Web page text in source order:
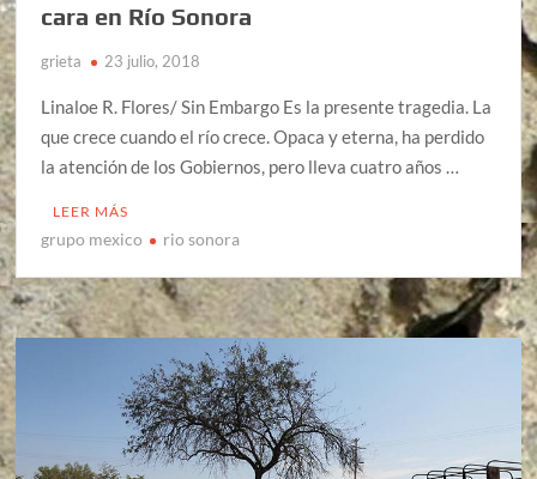
cara en Río Sonora
grieta 23 julio, 2018
Linaloe R. Flores/ Sin Embargo Es la presente tragedia. La
que crece cuando el río crece. Opaca y eterna, ha perdido
la atención de los Gobiernos, pero lleva cuatro años …
LEER MÁS
grupo mexico rio sonora